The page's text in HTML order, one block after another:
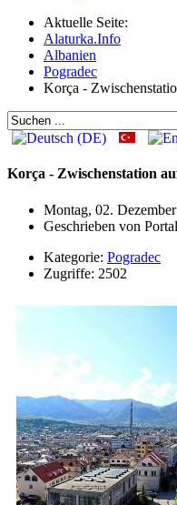
Aktuelle Seite:
Alaturka.Info
Albanien
Pogradec
Korça -
Korça - Zwischenstation
Montag, 02.
Geschrieben von
Kategorie: Pogradec
Zugriffe: 2502